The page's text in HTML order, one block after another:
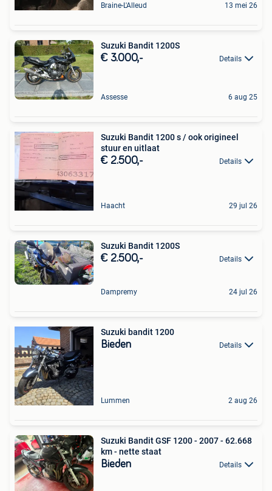
Braine-L'Alleud 13 mei 26
Suzuki Bandit 1200S
€ 3.000,- Details
Assesse 6 aug 25
Suzuki Bandit 1200 s / ook origineel
stuur en uitlaat
€ 2.500,- Details
Haacht 29 jul 26
Suzuki Bandit 1200S
€ 2.500,- Details
Dampremy 24 jul 26
Suzuki bandit 1200
Bieden Details
Lummen 2 aug 26
Suzuki Bandit GSF 1200 - 2007 - 62.668
km - nette staat
Bieden Details